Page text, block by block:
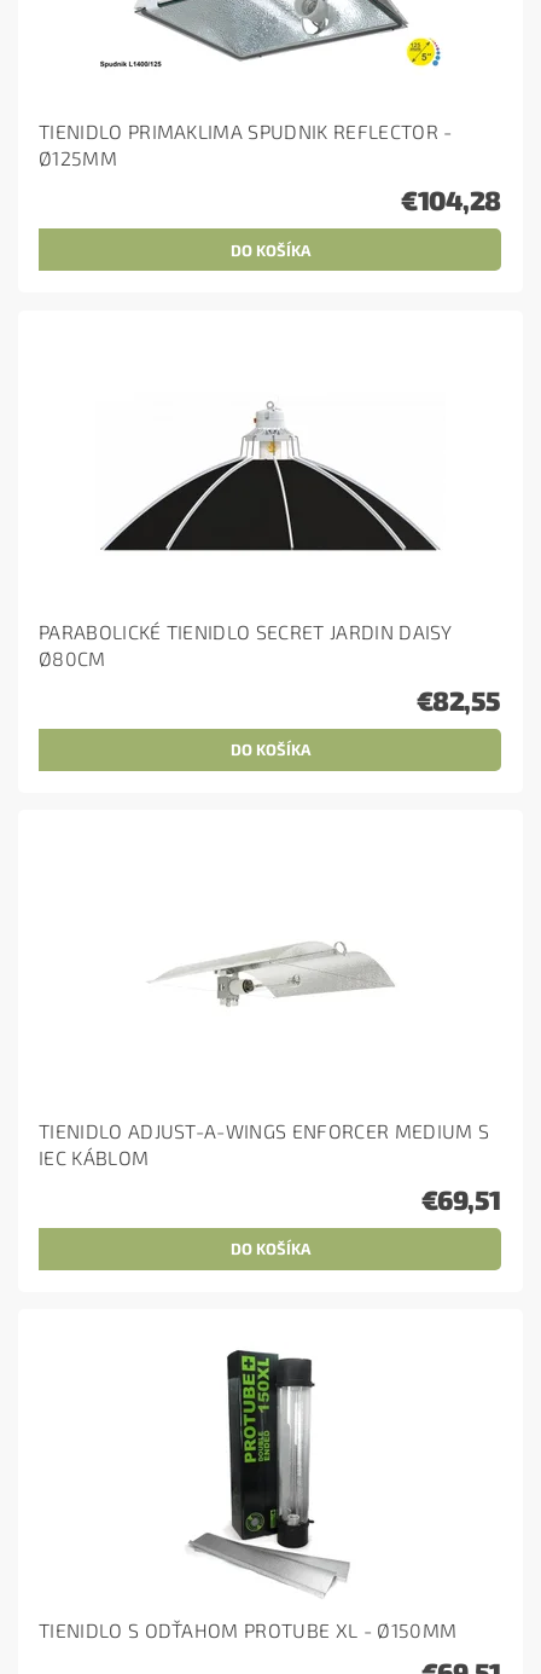
TIENIDLO PRIMAKLIMA SPUDNIK REFLECTOR -
Ø125MM
€104,28
PARABOLICKÉ TIENIDLO SECRET JARDIN DAISY
Ø80CM
€82,55
TIENIDLO ADJUST-A-WINGS ENFORCER MEDIUM S
IEC KÁBLOM
€69,51
TIENIDLO S ODŤAHOM PROTUBE XL - Ø150MM